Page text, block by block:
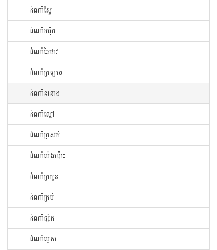
ដំណាំ​ស្ពៃ​
ដំណាំ​ការ៉ុត
ដំណាំ​ឆៃ​ថាវ​
ដំណាំ​ត្រឡាច
ដំណាំ​ននោង​
ដំណាំ​ល្ពៅ​
ដំណាំ​ត្រសក់
ដំណាំ​ប៉េង​ប៉ោះ​
ដំណាំ​ត្រកួន
ដំណាំ​ត្រប់​
ដំណាំ​ផ្សិត​
ដំណាំ​ម្ទេស​